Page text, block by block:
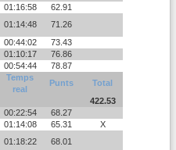
01:16:58
62.91
01:14:48
71.26
00:44:02
73.43
01:10:17
76.86
00:54:44
78.87
Temps
real
Punts
Total
422.53
00:22:54
68.27
01:14:08 65.31
X
01:18:22 68.01